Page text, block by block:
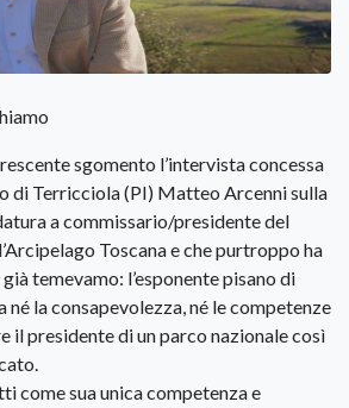
sgomento l’intervista concessa
di Terricciola (PI) Matteo Arcenni sulla
a commissario/presidente del
Toscana e che purtroppo ha
temevamo: l’esponente pisano di
né la consapevolezza, né le competenze
il presidente di un parco nazionale così
come sua unica competenza e